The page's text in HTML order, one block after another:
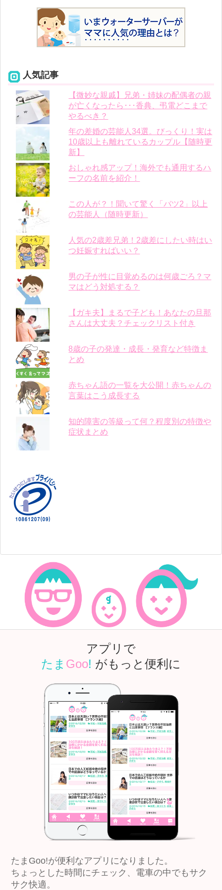
人気記事
【微妙な親戚】兄弟・姉妹の配偶者の親
が亡くなったら･･･香典、弔電どこまで
やるべき？
年の差婚の芸能人34選。びっくり！実は
10歳以上も離れているカップル【随時更
新】
おしゃれ感アップ！海外でも通用するハ
ーフの名前を紹介！
この人が？！聞いて驚く「バツ2」以上
の芸能人（随時更新）
人気の2歳差兄弟！2歳差にしたい時はい
つ妊娠すればいい？
男の子が性に目覚めるのは何歳ごろ？マ
マはどう対処する？
【ガキ夫】まるで子ども！あなたの旦那
さんは大丈夫？チェックリスト付き
8歳の子の発達・成長・発育など特徴ま
とめ
赤ちゃん語の一覧を大公開！赤ちゃんの
言葉はこう成長する
知的障害の等級って何？程度別の特徴や
症状まとめ
アプリで
たま Goo! がもっと便利に
たまGoo!が便利なアプリになりました。
ちょっとした時間にチェック、電車の中でもサク
サク快適。